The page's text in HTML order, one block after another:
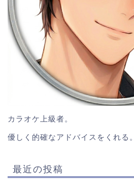
カラオケ上級者。
優しく的確なアドバイスをくれる。
最近の投稿